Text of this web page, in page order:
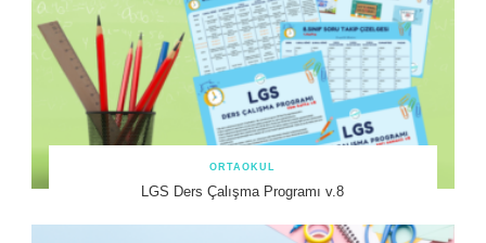
ORTAOKUL
LGS Ders Çalışma Programı v.8